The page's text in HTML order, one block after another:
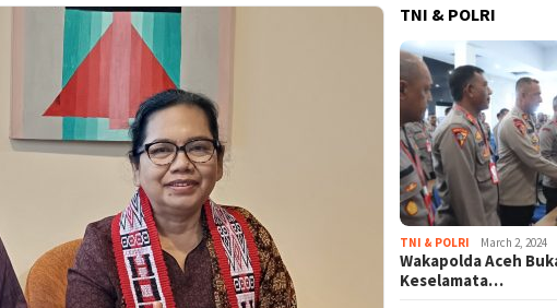
TNI & POLRI
TNI & POLRI March 2, 2024
Wakapolda Aceh
Keselamata…